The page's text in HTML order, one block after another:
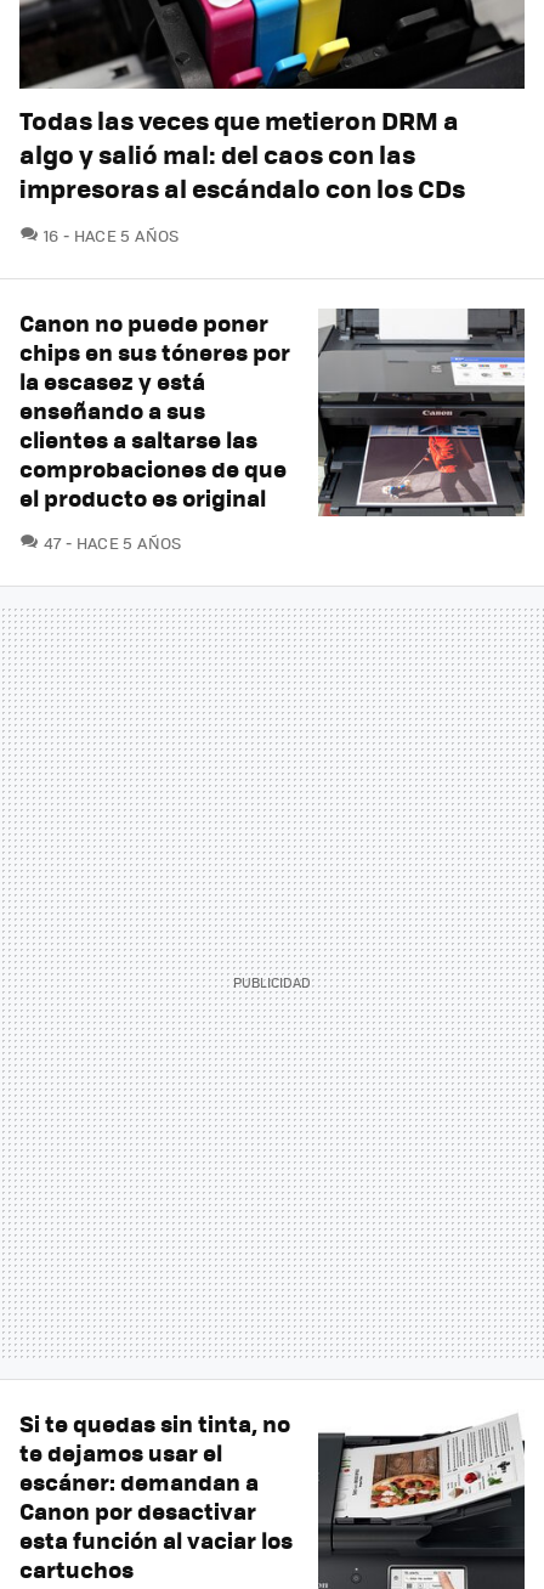
Todas las veces que metieron DRM a
algo y salió mal: del caos con las
impresoras al escándalo con los CDs
16 COMENTARIOS
HACE 5 AÑOS
Canon no puede poner
chips en sus tóneres por
la escasez y está
enseñando a sus
clientes a saltarse las
comprobaciones de que
el producto es original
47COMENTARIOS
HACE 5 AÑOS
Si te quedas sin tinta, no
te dejamos usar el
escáner: demandan a
Canon por desactivar
esta función al vaciar los
cartuchos